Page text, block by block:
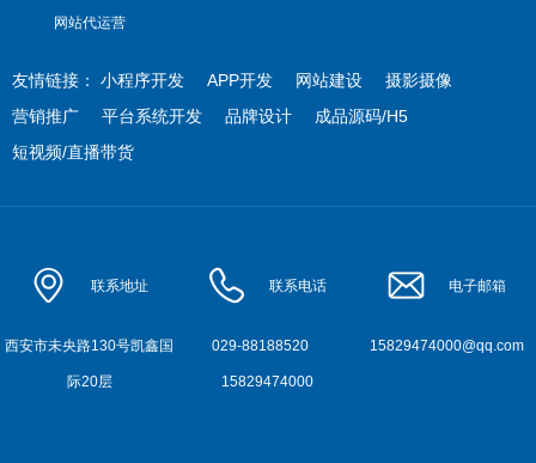
网站代运营
友情链接： 小程序开发 APP开发 网站建设
摄影摄像
营销推广
平台系统开发 品牌设计
成品源码/H5
短视频/直播带货
联系地址
西安市未央路130号凯鑫国
际20层
联系电话
029-88188520
15829474000
电子邮箱
15829474000@qq.com